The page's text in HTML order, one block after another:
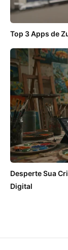
Top 3 Apps de
Desperte Sua
Digital